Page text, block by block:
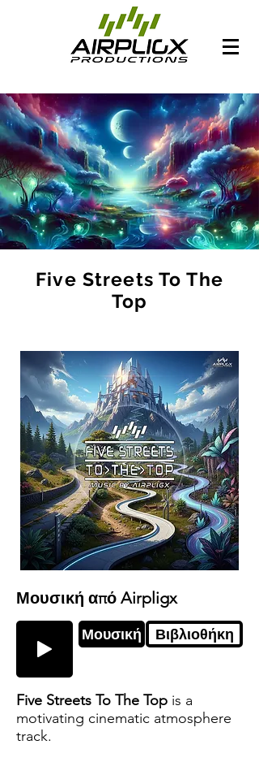
Five Streets To The
Top
Μουσική από Airpligx
Μουσική Βιβλιοθήκη
Five Streets To The Top is a
motivating cinematic atmosphere
track.